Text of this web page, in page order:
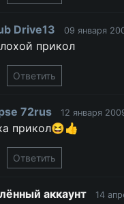
Drive13 09 января
прикол
Ответить
72rus 12 января
прикол😆👍
Ответить
аккаунт
14